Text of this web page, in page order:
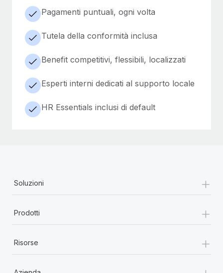
Pagamenti puntuali, ogni volta
Tutela della conformità inclusa
Benefit competitivi, flessibili, localizzati
Esperti interni dedicati al supporto locale
HR Essentials inclusi di default
Soluzioni +
Prodotti +
Risorse +